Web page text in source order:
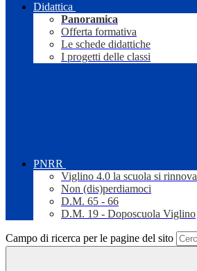
Didattica
Panoramica
Offerta formativa
Le schede didattiche
I progetti delle classi
PNRR
Viglino 4.0 la scuola si rinnova
Non (dis)perdiamoci
D.M. 65 - 66
D.M. 19 - Doposcuola Viglino
Campo di ricerca per le pagine del sito